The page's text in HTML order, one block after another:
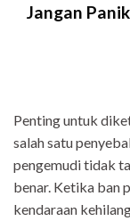
Jangan
Penting untuk
salah satu
pengemudi tidak
benar. Ketika ban
kendaraan